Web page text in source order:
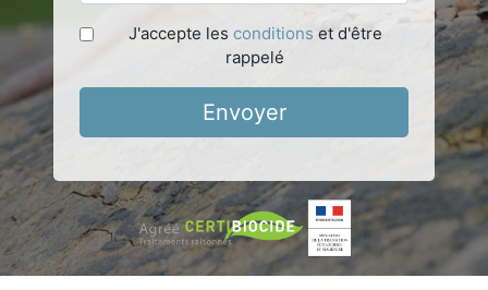
J'accepte les conditions et d'être
rappelé
Envoyer